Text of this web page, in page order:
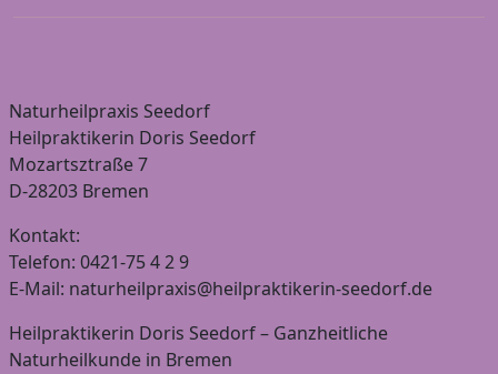
Naturheilpraxis Seedorf
Heilpraktikerin Doris Seedorf
Mozartsztraße 7
D-28203 Bremen
Kontakt:
Telefon: 0421-75 4 2 9
E-Mail: naturheilpraxis@heilpraktikerin-seedorf.de
Heilpraktikerin Doris Seedorf – Ganzheitliche
Naturheilkunde in Bremen